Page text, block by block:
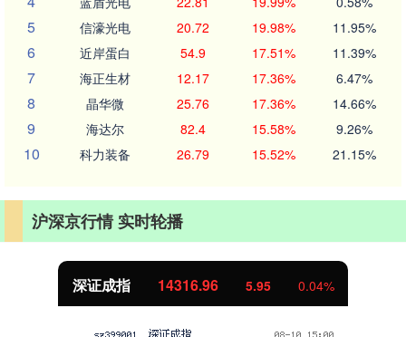
5 信濠光电 20.72 19.98% 11.95%
6 近岸蛋白 54.9 17.51% 11.39%
7 海正生材 12.17 17.36% 6.47%
8 晶华微 25.76 17.36% 14.66%
9 海达尔 82.4 15.58% 9.26%
10 科力装备 26.79 15.52% 21.15%
沪深京行情 实时轮播
深证成指 14316.96 5.95 0.04%